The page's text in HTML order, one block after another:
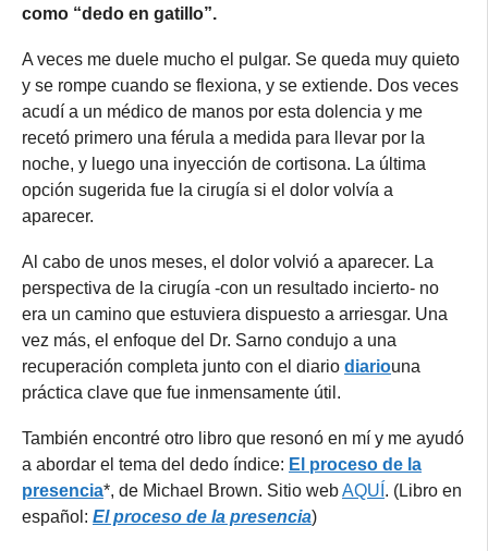
como “dedo en gatillo”.
A veces me duele mucho el pulgar. Se queda muy quieto
y se rompe cuando se flexiona, y se extiende. Dos veces
acudí a un médico de manos por esta dolencia y me
recetó primero una férula a medida para llevar por la
noche, y luego una inyección de cortisona. La última
opción sugerida fue la cirugía si el dolor volvía a
aparecer.
Al cabo de unos meses, el dolor volvió a aparecer. La
perspectiva de la cirugía -con un resultado incierto- no
era un camino que estuviera dispuesto a arriesgar. Una
vez más, el enfoque del Dr. Sarno condujo a una
recuperación completa junto con el diario diariouna
práctica clave que fue inmensamente útil.
También encontré otro libro que resonó en mí y me ayudó
a abordar el tema del dedo índice: El proceso de la
presencia*, de Michael Brown. Sitio webAQUÍ . (Libro en
español: El proceso de la presencia)